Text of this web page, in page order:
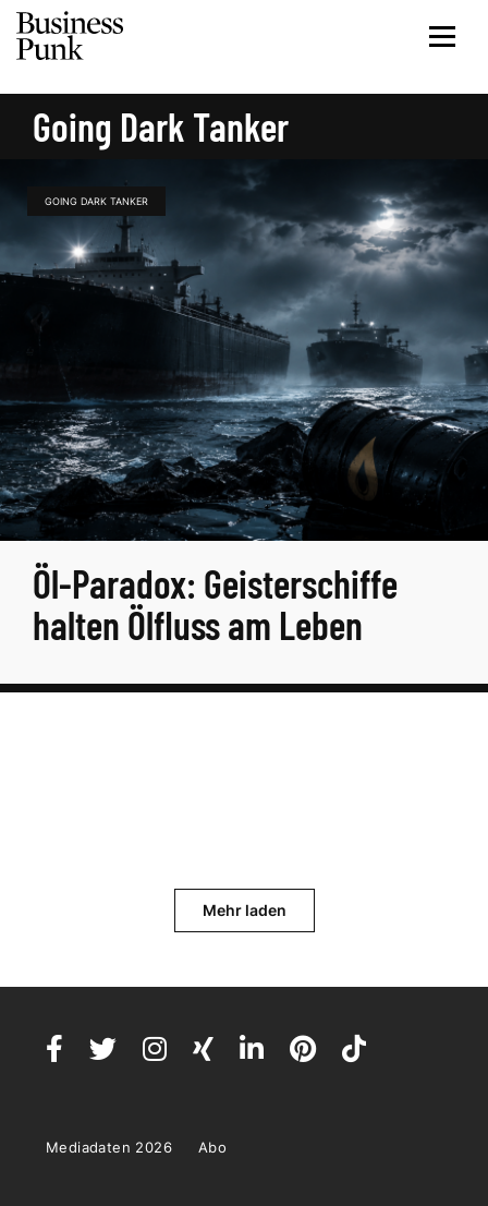
Going Dark Tanker
GOING DARK TANKER
Öl-Paradox: Geisterschiffe
halten Ölfluss am Leben
Mehr laden
Mediadaten 2026 Abo